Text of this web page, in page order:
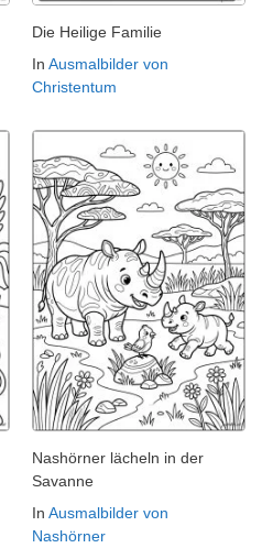
Die Heilige Familie
In Ausmalbilder von
Christentum
Nashörner lächeln in der
Savanne
In Ausmalbilder von
Nashörner